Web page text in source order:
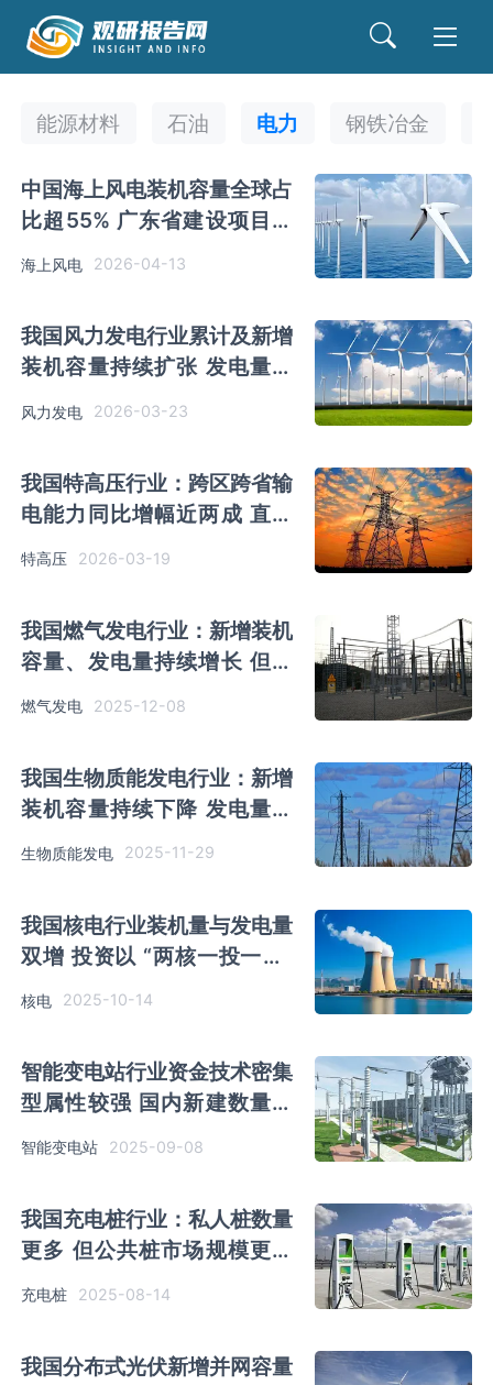
能源材料 石油 电力 钢铁冶金
中国海上风电装机容量全球占
比超55% 广东省建设项目装
海上风电 2026-04-13
我国风力发电行业累计及新增
装机容量持续扩张 发电量再
风力发电 2026-03-23
我国特高压行业：跨区跨省输
电能力同比增幅近两成 直流
与交流工程结构趋于均衡
特高压 2026-03-19
我国燃气发电行业：新增装机
容量、发电量持续增长 但发
电利用小时数整体下降
燃气发电 2025-12-08
我国生物质能发电行业：新增
装机容量持续下降 发电量则
生物质能发电 2025-11-29
我国核电行业装机量与发电量
双增 投资以 “两核一投一能”
核电 2025-10-14
智能变电站行业资金技术密集
型属性较强 国内新建数量增
速趋向平缓
智能变电站 2025-09-08
我国充电桩行业：私人桩数量
更多 但公共桩市场规模更大
广东省公共充电桩数量领先
充电桩 2025-08-14
我国分布式光伏新增并网容量